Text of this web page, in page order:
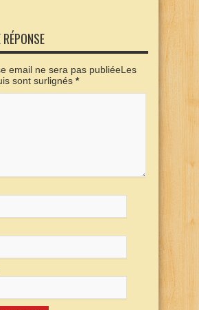
email ne sera pas publiéeLes
sont surlignés *